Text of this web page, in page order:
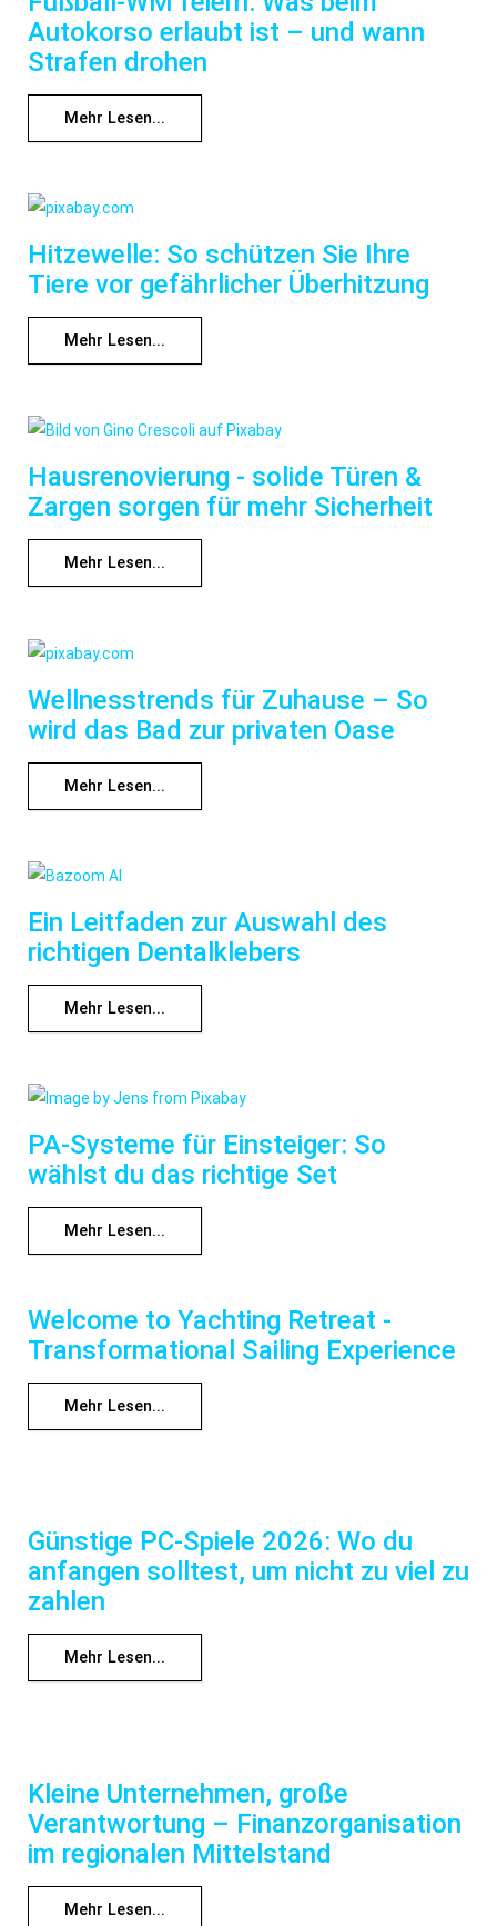
Autokorso erlaubt ist – und wann
Strafen drohen
Mehr Lesen...
Hitzewelle: So schützen Sie Ihre
Tiere vor gefährlicher Überhitzung
Mehr Lesen...
Hausrenovierung - solide Türen &
Zargen sorgen für mehr Sicherheit
Mehr Lesen...
Wellnesstrends für Zuhause – So
wird das Bad zur privaten Oase
Mehr Lesen...
Ein Leitfaden zur Auswahl des
richtigen Dentalklebers
Mehr Lesen...
PA-Systeme für Einsteiger: So
wählst du das richtige Set
Mehr Lesen...
Welcome to Yachting Retreat -
Transformational Sailing Experience
Mehr Lesen...
Günstige PC-Spiele 2026: Wo du
anfangen solltest, um nicht zu viel zu
zahlen
Mehr Lesen...
Kleine Unternehmen, große
Verantwortung – Finanzorganisation
im regionalen Mittelstand
Mehr Lesen...